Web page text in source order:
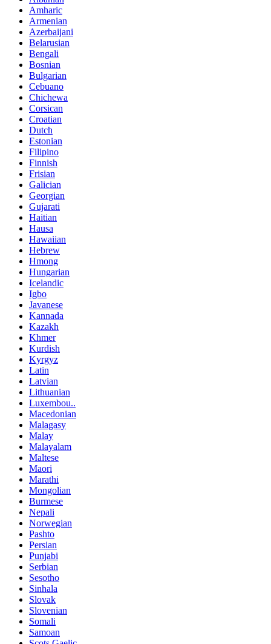
Amharic
Armenian
Azerbaijani
Belarusian
Bengali
Bosnian
Bulgarian
Cebuano
Chichewa
Corsican
Croatian
Dutch
Estonian
Filipino
Finnish
Frisian
Galician
Georgian
Gujarati
Haitian
Hausa
Hawaiian
Hebrew
Hmong
Hungarian
Icelandic
Igbo
Javanese
Kannada
Kazakh
Khmer
Kurdish
Kyrgyz
Latin
Latvian
Lithuanian
Luxembou..
Macedonian
Malagasy
Malay
Malayalam
Maltese
Maori
Marathi
Mongolian
Burmese
Nepali
Norwegian
Pashto
Persian
Punjabi
Serbian
Sesotho
Sinhala
Slovak
Slovenian
Somali
Samoan